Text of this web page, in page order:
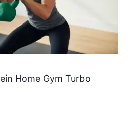
Home Gym Turbo